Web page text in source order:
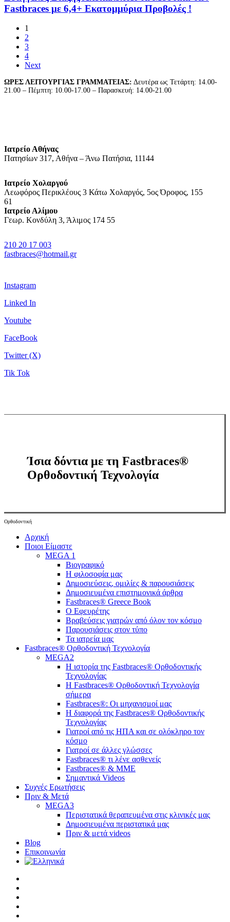
Ο
Dr.
Βιαζης
Αποκαλύπτει
Μυστικά
με
6,4+
Fastbraces με 6,4+ Εκατομμύρια Προβολές !
1
2
3
4
Next
ΩΡΕΣ ΛΕΙΤΟΥΡΓΙΑΣ ΓΡΑΜΜΑΤΕΙΑΣ: Δευτέρα ως Τετάρτη: 14.00-
21.00 – Πέμπτη: 10.00-17.00 – Παρασκευή: 14.00-21.00
Ιατρείο Αθήνας
Πατησίων 317, Αθήνα – Άνω Πατήσια, 11144
Ιατρείο Χολαργού
Λεωφόρος Περικλέους 3 Κάτω Χολαργός, 5ος Όροφος, 155
61
Ιατρείο Αλίμου
Γεωρ. Κονδύλη 3, Άλιμος 174 55
210 20 17 003
fastbraces@hotmail.gr
Instagram
Linked In
Youtube
FaceBook
Twitter (X)
Tik Tok
Ίσια δόντια με τη Fastbraces®
Ορθοδοντική Τεχνολογία
Ορθοδοντική
Close
Menu
Αρχική
Ποιοι Είμαστε
MEGA 1
Βιογραφικό
Η φιλοσοφία μας
Δημοσιεύσεις, ομιλίες & παρουσιάσεις
Δημοσιευμένα επιστημονικά άρθρα
Fastbraces® Greece Book
Ο Εφευρέτης
Bραβεύσεις γιατρών από όλον τον κόσμο
Παρουσιάσεις στον τύπο
Τα ιατρεία μας
Fastbraces® Ορθοδοντική Τεχνολογία
MEGA2
Η ιστορία της Fastbraces® Ορθοδοντικής
Τεχνολογίας
H Fastbraces® Ορθοδοντική Τεχνολογία
σήμερα
Fastbraces®: Οι μηχανισμοί μας
Η διαφορά της Fastbraces® Ορθοδοντικής
Τεχνολογίας
Γιατροί από τις ΗΠΑ και σε ολόκληρο τον
κόσμο
Γιατροί σε άλλες γλώσσες
Fastbraces® τι λένε ασθενείς
Fastbraces® & ΜΜΕ
Σημαντικά Videos
Συχνές Ερωτήσεις
Πριν & Μετά
MEGA3
Περιστατικά θεραπευμένα στις κλινικές μας
Δημοσιευμένα περιστατικά μας
Πριν & μετά videos
Blog
Επικοινωνία